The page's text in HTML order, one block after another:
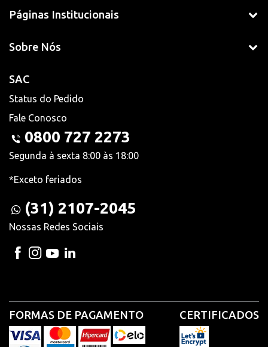
Páginas Institucionais
Sobre Nós
SAC
Status do Pedido
Fale Conosco
0800 727 2273
Segunda à sexta 8:00 às 18:00
*Exceto feriados
(31) 2107-2045
Nossas Redes Sociais
FORMAS DE PAGAMENTO CERTIFICADOS